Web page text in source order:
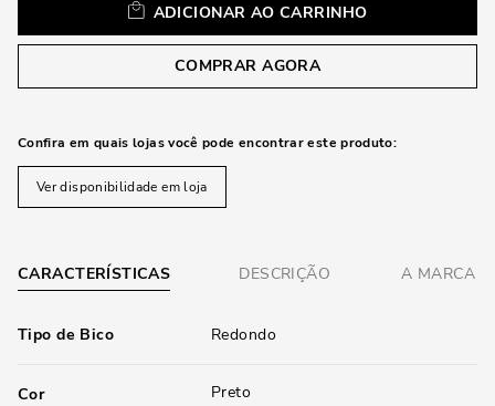
ADICIONAR AO CARRINHO
COMPRAR AGORA
Confira em quais lojas você pode encontrar este produto:
Ver disponibilidade em loja
CARACTERÍSTICAS DESCRIÇÃO A MARCA
Tipo de Bico Redondo
Cor Preto